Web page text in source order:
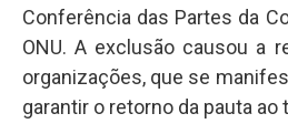
Conferência das Partes da
ONU. A exclusão causou a
organizações, que se
garantir o retorno da pauta ao